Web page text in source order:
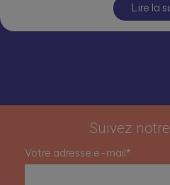
Lire la
Suivez
Votre adresse e-mail*